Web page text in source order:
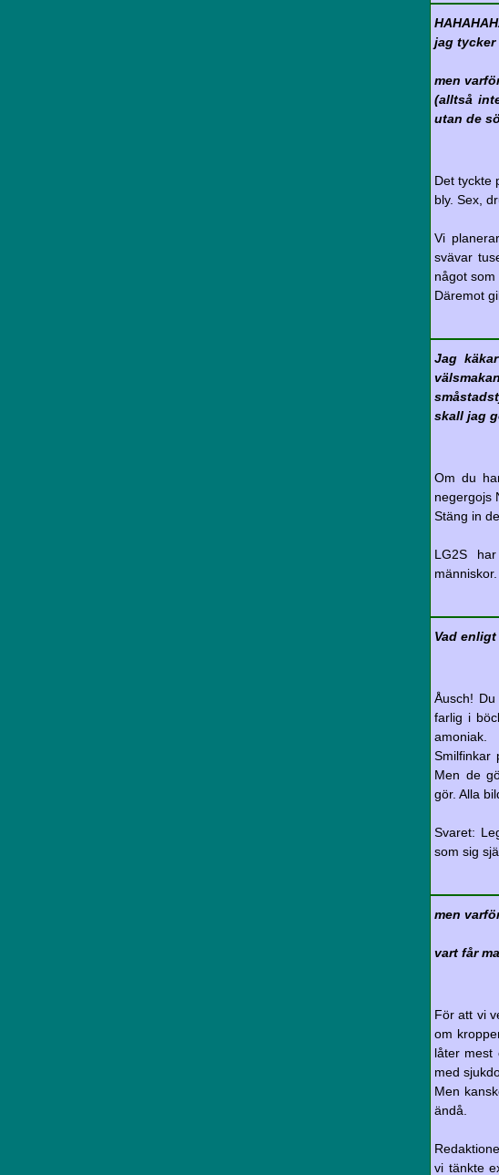
jag tycker
men
(alltså
utan de
Det tyckte
bly. Sex,
Vi
svävar
något som
Däremot
Jag
skall jag
Om du
negergojs
Stäng in
LG2S
människor.
Vad
Åusch!
farlig i
amoniak.
Smilfinkar
Men de
gör. Alla
Svaret:
som sig
men
vart får
För att vi
om
låter mest
med
Men
ändå.
vi tänkte